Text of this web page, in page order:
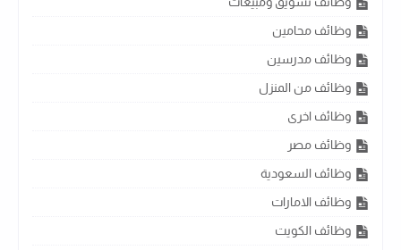
وظائف محامين
وظائف مدرسين
وظائف من المنزل
وظائف اخرى
وظائف مصر
وظائف السعودية
وظائف الامارات
وظائف الكويت